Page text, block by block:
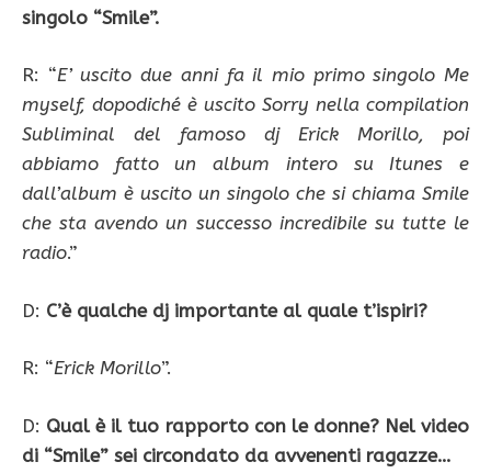
singolo “Smile”.
R: “E’ uscito due anni fa il mio primo singolo Me
myself, dopodiché è uscito Sorry nella compilation
Subliminal del famoso dj Erick Morillo, poi
abbiamo fatto un album intero su Itunes e
dall’album è uscito un singolo che si chiama Smile
che sta avendo un successo incredibile su tutte le
radio.”
D: C’è qualche dj importante al quale t’ispiri?
R: “Erick Morillo”.
D: Qual è il tuo rapporto con le donne? Nel video
di “Smile” sei circondato da avvenenti ragazze…